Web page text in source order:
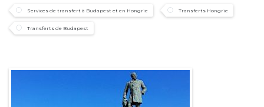
Services de transfert à Budapest et en Hongrie Transferts Hongrie
Transferts de Budapest